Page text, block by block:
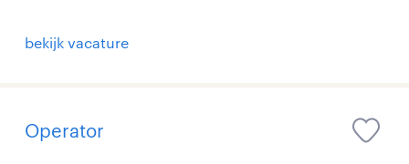
bekijk vacature
Operator